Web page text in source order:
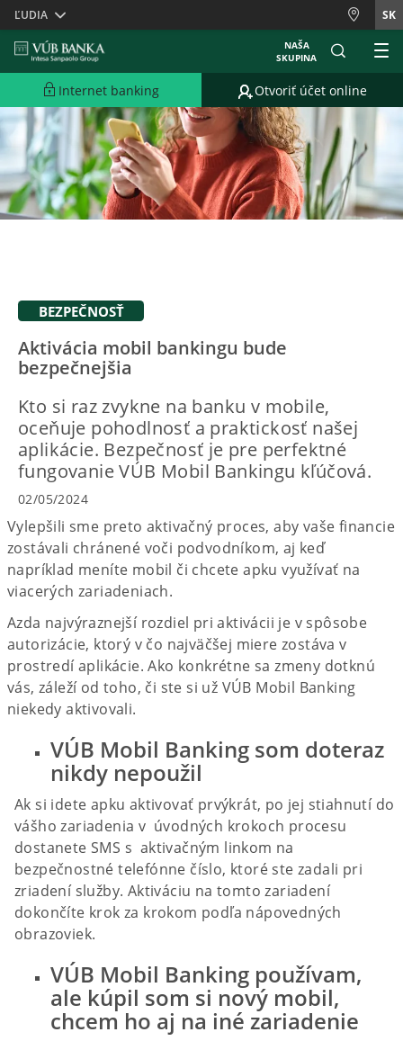
Skiplinks
ĽUDIA SK
NAŠA
SKUPINA
Internet banking Otvoriť účet online
BEZPEČNOSŤ
Aktivácia mobil bankingu bude
bezpečnejšia
Kto si raz zvykne na banku v mobile,
oceňuje pohodlnosť a praktickosť našej
aplikácie. Bezpečnosť je pre perfektné
fungovanie VÚB Mobil Bankingu kľúčová.
02/05/2024
Vylepšili sme preto aktivačný proces, aby vaše financie
zostávali chránené voči podvodníkom, aj keď
napríklad meníte mobil či chcete apku využívať na
viacerých zariadeniach.
Azda najvýraznejší rozdiel pri aktivácii je v spôsobe
autorizácie, ktorý v čo najväčšej miere zostáva v
prostredí aplikácie. Ako konkrétne sa zmeny dotknú
vás, záleží od toho, či ste si už VÚB Mobil Banking
niekedy aktivovali.
VÚB Mobil Banking som doteraz
nikdy nepoužil
Ak si idete apku aktivovať prvýkrát, po jej stiahnutí do
vášho zariadenia v úvodných krokoch procesu
dostanete SMS s aktivačným linkom na
bezpečnostné telefónne číslo, ktoré ste zadali pri
zriadení služby. Aktiváciu na tomto zariadení
dokončíte krok za krokom podľa nápovedných
obrazoviek.
VÚB Mobil Banking používam,
ale kúpil som si nový mobil,
chcem ho aj na iné zariadenie